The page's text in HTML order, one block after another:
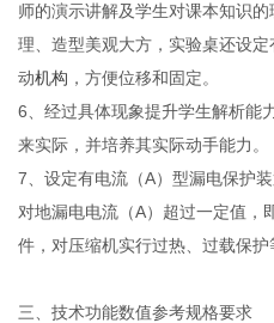
师的演示讲解及学生对课本知识
理、造型美观大方，实验桌还设
动机构 ，方便位移和固定。
6、经过具体现象提升学生解析能
来实际，并培养其实际动手能力。
7、设定有电流（A）型漏电保护
对地漏电电流（A）超过一定值，
件，对压缩机实行过热、过载保护
三、技术功能数值参考规格要求